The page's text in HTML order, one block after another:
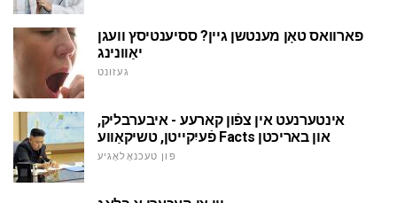
פארוואס טאָן מענטשן גיין? ססיענטיסץ וועגן
יאַוונינג
געזונט
אינטערנעט אין צפֿון קארעע - איבערבליק,
פֿעיִקייטן, טשיקאַווע Facts און באריכטן
פון טעכנאָלאָגיע